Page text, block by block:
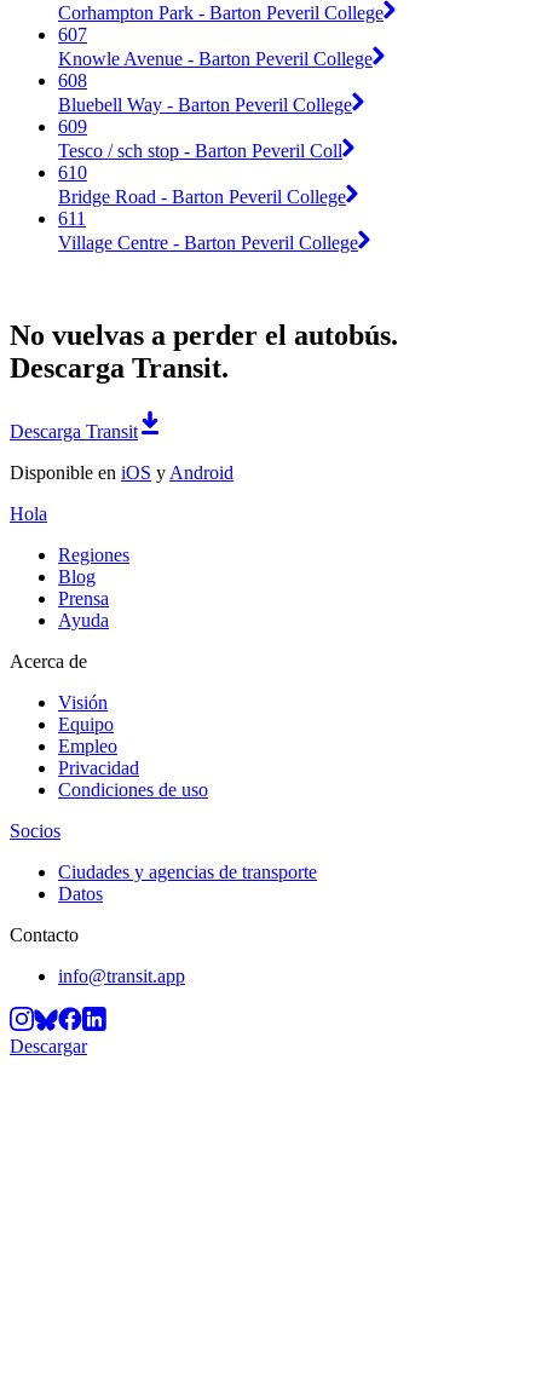
Corhampton Park - Barton Peveril College
607
Knowle Avenue - Barton Peveril College
608
Bluebell Way - Barton Peveril College
609
Tesco / sch stop - Barton Peveril Coll
610
Bridge Road - Barton Peveril College
611
Village Centre - Barton Peveril College
No vuelvas a perder el autobús.
Descarga Transit.
Descarga Transit
Disponible en iOS y Android
Hola
Regiones
Blog
Prensa
Ayuda
Acerca de
Visión
Equipo
Empleo
Privacidad
Condiciones de uso
Socios
Ciudades y agencias de transporte
Datos
Contacto
info@transit.app
Descargar